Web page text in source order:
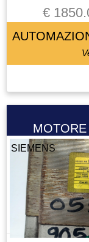
DISSUASORE DI
DOMOTICA
DRIVER
ENCODER
ESTRUSORE
FERRITE
FILTRO
FRENO MOTORE
FRIZIONE
FUSIBILE
GIUNTO
€
SIEMENS